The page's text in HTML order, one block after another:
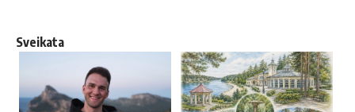
Sveikata